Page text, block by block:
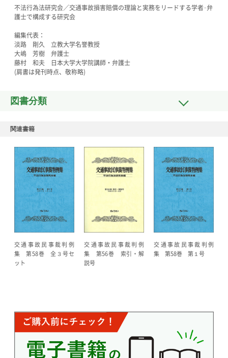
不法行為法研究会／交通事故損害賠償の理論と実務をリードする学者･弁
護士で構成する研究会
編集代表：
淡路 剛久 立教大学名誉教授
大嶋 芳樹 弁護士
藤村 和夫 日本大学大学院講師・弁護士
(肩書は発刊時点、敬称略)
図書分類
関連書籍
交通事故民事裁判例
集 第58巻 全３号セ
ット
交通事故民事裁判例
集 第56巻 索引・解
説号
交通事故民事裁判例
集 第58巻 第１号